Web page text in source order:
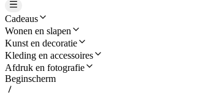
Cadeaus
Wonen en slapen
Kunst en decoratie
Kleding en accessoires
Afdruk en fotografie
Beginscherm